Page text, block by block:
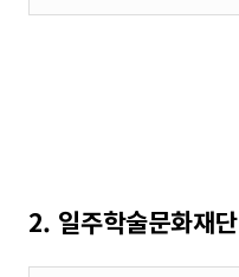
2. 일주학술문화재단